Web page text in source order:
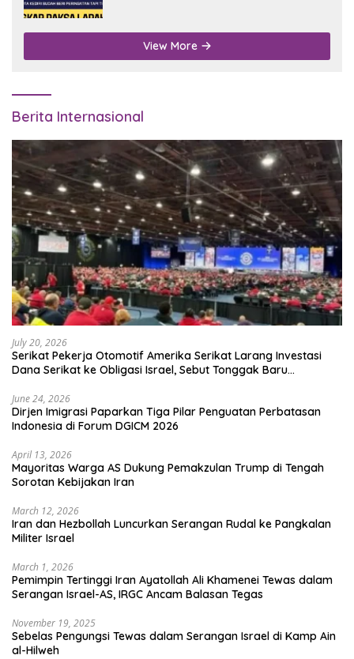
View More
Berita Internasional
July 20, 2026
Serikat Pekerja Otomotif Amerika Serikat Larang Investasi
Dana Serikat ke Obligasi Israel, Sebut Tonggak Baru
June 24, 2026
Dirjen Imigrasi Paparkan Tiga Pilar Penguatan Perbatasan
Indonesia di Forum DGICM 2026
April 13, 2026
Mayoritas Warga AS Dukung Pemakzulan Trump di Tengah
Sorotan Kebijakan Iran
March 12, 2026
Iran dan Hezbollah Luncurkan Serangan Rudal ke Pangkalan
Militer Israel
March 1, 2026
Pemimpin Tertinggi Iran Ayatollah Ali Khamenei Tewas dalam
Serangan Israel-AS, IRGC Ancam Balasan Tegas
November 19, 2025
Sebelas Pengungsi Tewas dalam Serangan Israel di Kamp Ain
al-Hilweh